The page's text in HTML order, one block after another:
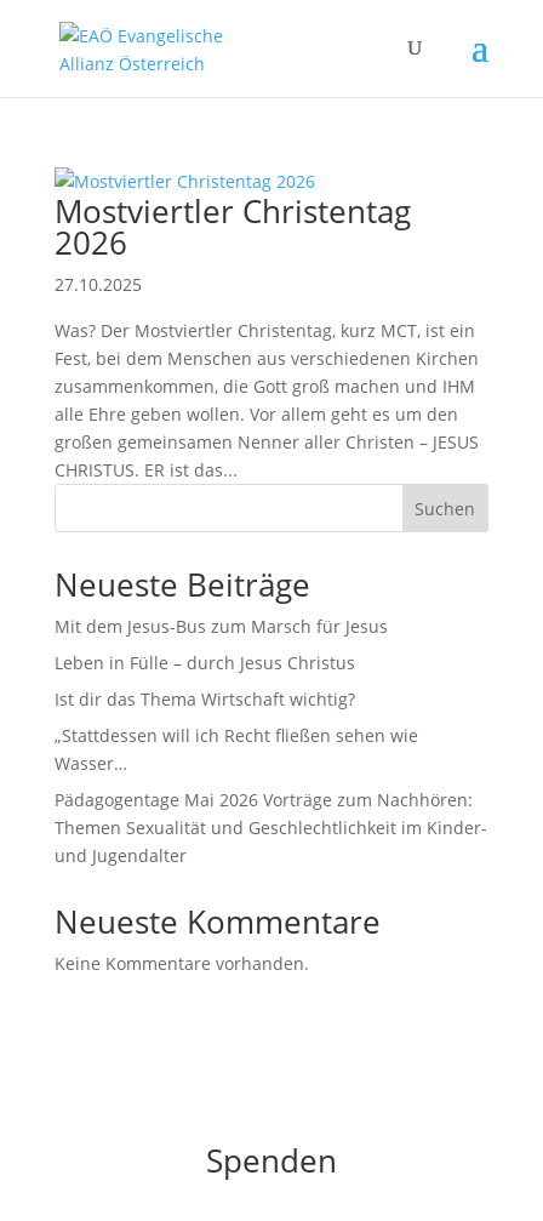
Mostviertler Christentag
2026
27.10.2025
Was? Der Mostviertler Christentag, kurz MCT, ist ein
Fest, bei dem Menschen aus verschiedenen Kirchen
zusammenkommen, die Gott groß machen und IHM
alle Ehre geben wollen. Vor allem geht es um den
großen gemeinsamen Nenner aller Christen – JESUS
CHRISTUS. ER ist das...
Suchen
Neueste Beiträge
Mit dem Jesus-Bus zum Marsch für Jesus
Leben in Fülle – durch Jesus Christus
Ist dir das Thema Wirtschaft wichtig?
„Stattdessen will ich Recht fließen sehen wie
Wasser…
Pädagogentage Mai 2026 Vorträge zum Nachhören:
Themen Sexualität und Geschlechtlichkeit im Kinder-
und Jugendalter
Neueste Kommentare
Keine Kommentare vorhanden.
Spenden